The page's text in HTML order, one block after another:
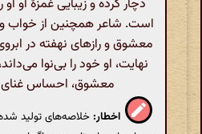
دچار کرده و زیبایی غمزۀ او
است. شاعر همچنین از خواب و
معشوق و رازهای نهفته در
نهایت، او خود را بی‌نوا
معشوق، احساس غنای
اخطار: خلاصه‌های تولید